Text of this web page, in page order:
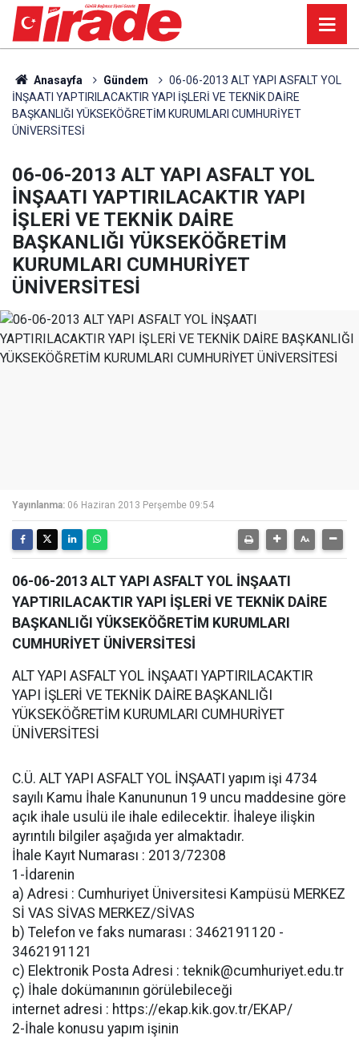
Anasayfa Gündem
06-06-2013 ALT YAPI ASFALT YOL
İNŞAATI YAPTIRILACAKTIR YAPI İŞLERİ VE TEKNİK DAİRE
BAŞKANLIĞI YÜKSEKÖĞRETİM KURUMLARI CUMHURİYET
ÜNİVERSİTESİ
06-06-2013 ALT YAPI ASFALT YOL
İNŞAATI YAPTIRILACAKTIR YAPI
İŞLERİ VE TEKNİK DAİRE
BAŞKANLIĞI YÜKSEKÖĞRETİM
KURUMLARI CUMHURİYET
ÜNİVERSİTESİ
Yayınlanma: 06 Haziran 2013 Perşembe 09:54
06-06-2013 ALT YAPI ASFALT YOL İNŞAATI
YAPTIRILACAKTIR YAPI İŞLERİ VE TEKNİK DAİRE
BAŞKANLIĞI YÜKSEKÖĞRETİM KURUMLARI
CUMHURİYET ÜNİVERSİTESİ
ALT YAPI ASFALT YOL İNŞAATI YAPTIRILACAKTIR
YAPI İŞLERİ VE TEKNİK DAİRE BAŞKANLIĞI
YÜKSEKÖĞRETİM KURUMLARI CUMHURİYET
ÜNİVERSİTESİ
C.Ü. ALT YAPI ASFALT YOL İNŞAATI yapım işi 4734
sayılı Kamu İhale Kanununun 19 uncu maddesine göre
açık ihale usulü ile ihale edilecektir. İhaleye ilişkin
ayrıntılı bilgiler aşağıda yer almaktadır.
İhale Kayıt Numarası : 2013/72308
1-İdarenin
a) Adresi : Cumhuriyet Üniversitesi Kampüsü MERKEZ
Sİ VAS SİVAS MERKEZ/SİVAS
b) Telefon ve faks numarası : 3462191120 -
3462191121
c) Elektronik Posta Adresi : teknik@cumhuriyet.edu.tr
ç) İhale dokümanının görülebileceği
internet adresi : https://ekap.kik.gov.tr/EKAP/
2-İhale konusu yapım işinin